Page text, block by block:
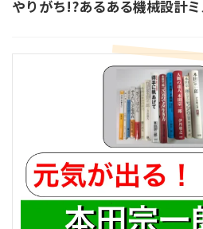
やりがち!?あるある機械設計